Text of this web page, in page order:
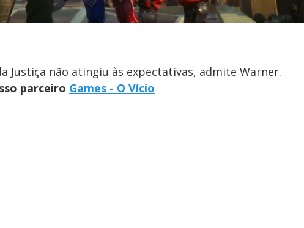
Justiça não atingiu às expectativas, admite Warner.
parceiro Games - O Vício